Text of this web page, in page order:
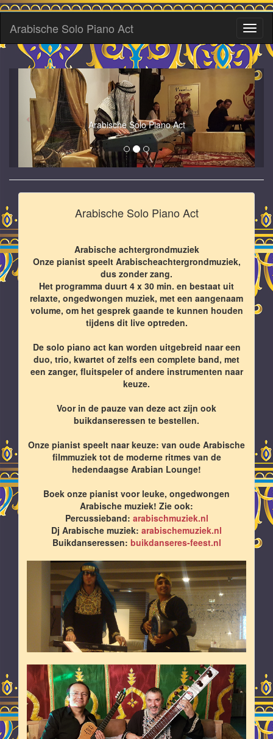
Arabische Solo Piano Act
Arabische Solo Piano Act
Arabische Solo Piano Act
Arabische achtergrondmuziek
Onze pianist speelt Arabischeachtergrondmuziek,
dus zonder zang.
Het programma duurt 4 x 30 min. en bestaat uit
relaxte, ongedwongen muziek, met een aangenaam
volume, om het gesprek gaande te kunnen houden
tijdens dit live optreden.
De solo piano act kan worden uitgebreid naar een
duo, trio, kwartet of zelfs een complete band, met
een zanger, fluitspeler of andere instrumenten naar
keuze.
Voor in de pauze van deze act zijn ook
buikdanseressen te bestellen.
Onze pianist speelt naar keuze: van oude Arabische
filmmuziek tot de moderne ritmes van de
hedendaagse Arabian Lounge!
Boek onze pianist voor leuke, ongedwongen
Arabische muziek! Zie ook:
Percussieband: arabischmuziek.nl
Dj Arabische muziek: arabischemuziek.nl
Buikdanseressen: buikdanseres-feest.nl